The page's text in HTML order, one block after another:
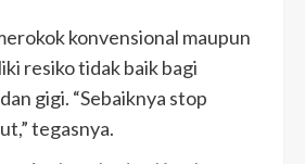
konvensional maupun
resiko tidak baik bagi
gigi. “Sebaiknya stop
tegasnya.